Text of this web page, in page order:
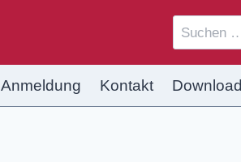
Anmeldung Kontakt Download